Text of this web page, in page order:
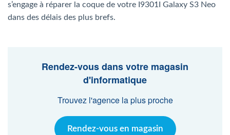
Agent Windows
Nl
s’engage à réparer la coque de votre I9301I Galaxy S3 Neo
dans des délais des plus brefs.
Rendez-vous dans votre magasin
d'informatique
Trouvez l'agence la plus proche
Rendez-vous en magasin